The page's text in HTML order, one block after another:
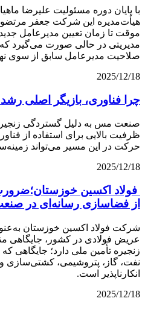
با پایان دوره مسئولیت علیرضا
هیأت‌مدیره این شرکت جعفر
موقت تا زمان تعیین مدیرعامل
مدیریتی در حالی صورت می‌گیرد
صلاحیت مدیرعامل سابق از سوی
2025/12/18
چرا فناوری، بازیگر اصلی
صنعت مس به دلیل گستردگی زنجیره
ظرفیت بالایی برای استفاده از
حرکت در این مسیر می‌تواند
2025/12/18
فولاد اکسین
از فضاسازی رسانه‌ای در
شرکت فولاد اکسین خوزستان
عریض فولادی در کشور، جایگاهی
زنجیره تأمین ملی دارد؛ جایگاهی
نفت، گاز، پتروشیمی، کشتی‌سازی و
انکارناپذیر است.
2025/12/18